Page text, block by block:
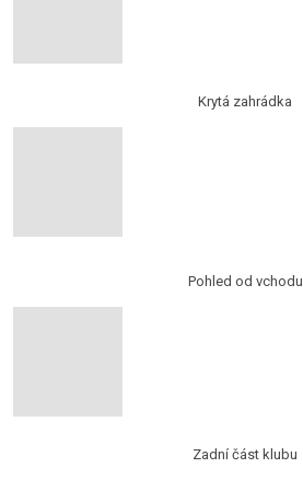
Krytá zahrádka
Pohled od vchodu
Zadní část klubu